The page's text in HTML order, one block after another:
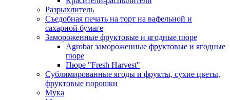
Разрыхлитель
Съедобная печать на торт на вафельной и
сахарной бумаге
Замороженные фруктовые и ягодные пюре
Agrobar замороженные фруктовые и ягодные
пюре
Пюре "Fresh Harvest"
Сублимированные ягоды и фрукты, сухие цветы,
фруктовые порошки
Мука